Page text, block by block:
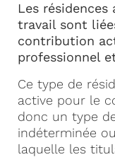
Les résidences
travail sont
contribution
professionnel
Ce type de
active pour le
donc un type
indéterminée
laquelle les